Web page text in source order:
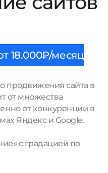
18.000₽/месяц
продвижения сайта в
от множества
от конкуренции в
Яндекс и Google.
с градацией по